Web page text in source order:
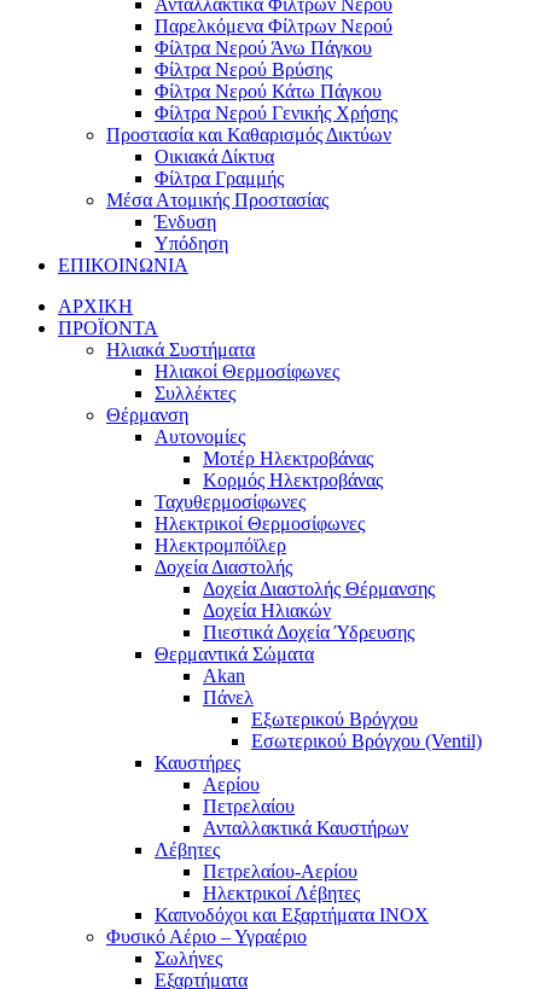
Παρελκόμενα Φίλτρων Νερού
Φίλτρα Νερού Άνω Πάγκου
Φίλτρα Νερού Βρύσης
Φίλτρα Νερού Κάτω Πάγκου
Φίλτρα Νερού Γενικής Χρήσης
Προστασία και Καθαρισμός Δικτύων
Οικιακά Δίκτυα
Φίλτρα Γραμμής
Μέσα Ατομικής Προστασίας
Ένδυση
Υπόδηση
ΕΠΙΚΟΙΝΩΝΙΑ
ΑΡΧΙΚΗ
ΠΡΟΪΟΝΤΑ
Ηλιακά Συστήματα
Ηλιακοί Θερμοσίφωνες
Συλλέκτες
Θέρμανση
Αυτονομίες
Μοτέρ Ηλεκτροβάνας
Κορμός Ηλεκτροβάνας
Ταχυθερμοσίφωνες
Ηλεκτρικοί Θερμοσίφωνες
Ηλεκτρομπόϊλερ
Δοχεία Διαστολής
Δοχεία Διαστολής Θέρμανσης
Δοχεία Ηλιακών
Πιεστικά Δοχεία Ύδρευσης
Θερμαντικά Σώματα
Akan
Πάνελ
Εξωτερικού Βρόγχου
Εσωτερικού Βρόγχου (Ventil)
Καυστήρες
Αερίου
Πετρελαίου
Ανταλλακτικά Καυστήρων
Λέβητες
Πετρελαίου-Αερίου
Ηλεκτρικοί Λέβητες
Καπνοδόχοι και Εξαρτήματα ΙΝΟΧ
Φυσικό Αέριο – Υγραέριο
Σωλήνες
Εξαρτήματα